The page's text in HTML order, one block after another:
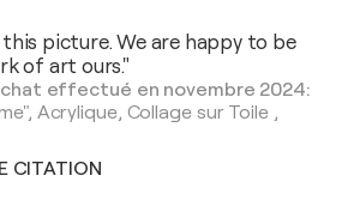
picture. We are happy to be
of art ours."
effectué en novembre 2024:
Acrylique, Collage sur Toile,
CITATION